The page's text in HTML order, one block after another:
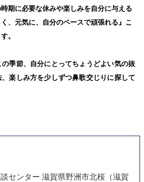
期に必要な休みや楽しみを自分に与える
、元気に、自分のペースで頑張れる』こ
。
季節、自分にとってちょうどよい気の抜
楽しみ方を少しずつ鼻歌交じりに探して
センター 滋賀県野洲市北桜（滋賀